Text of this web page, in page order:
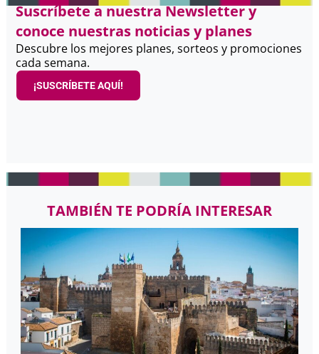
Suscríbete a nuestra Newsletter y
conoce nuestras noticias y planes
Descubre los mejores planes, sorteos y promociones
cada semana.
¡SUSCRÍBETE AQUÍ!
TAMBIÉN TE PODRÍA INTERESAR